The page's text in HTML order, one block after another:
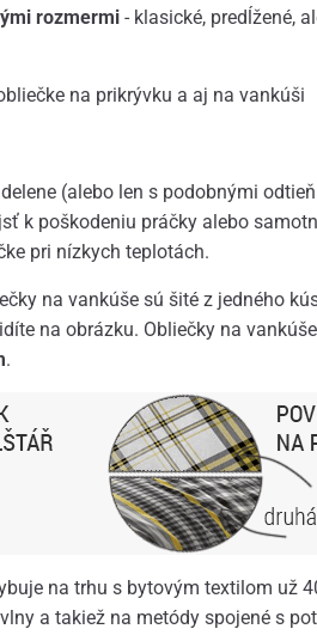
rozmermi- klasické, predĺžené,
na prikrývku a aj na vankúši
(alebo len s podobnými
k poškodeniu práčky alebo
pri nízkych teplotách.
na vankúše sú šité z jedného
na obrázku. Obliečky na
.
na trhu s bytovým textilom už
a takiež na metódy spojené s